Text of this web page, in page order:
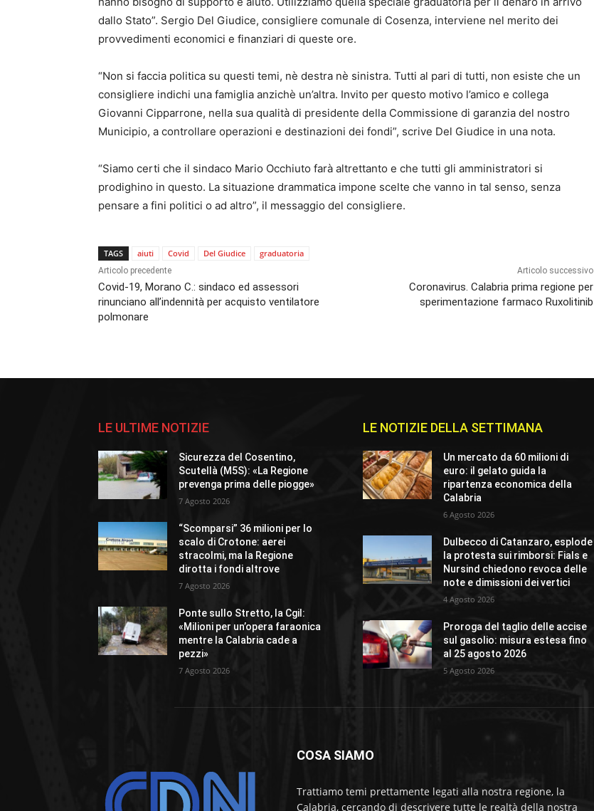
dallo Stato”. Sergio Del Giudice, consigliere comunale di Cosenza, interviene nel merito dei
provvedimenti economici e finanziari di queste ore.
“Non si faccia politica su questi temi, nè destra nè sinistra. Tutti al pari di tutti, non esiste che un
consigliere indichi una famiglia anzichè un’altra. Invito per questo motivo l’amico e collega
Giovanni Cipparrone, nella sua qualità di presidente della Commissione di garanzia del nostro
Municipio, a controllare operazioni e destinazioni dei fondi”, scrive Del Giudice in una nota.
“Siamo certi che il sindaco Mario Occhiuto farà altrettanto e che tutti gli amministratori si
prodighino in questo. La situazione drammatica impone scelte che vanno in tal senso, senza
pensare a fini politici o ad altro”, il messaggio del consigliere.
TAGS aiuti Covid Del Giudice graduatoria
Articolo precedente
Covid-19, Morano C.: sindaco ed assessori
rinunciano all’indennità per acquisto ventilatore
polmonare
Articolo successivo
Coronavirus. Calabria prima regione per
sperimentazione farmaco Ruxolitinib
LE ULTIME NOTIZIE
Sicurezza del Cosentino,
Scutellà (M5S): «La Regione
prevenga prima delle piogge»
7 Agosto 2026
“Scomparsi” 36 milioni per lo
scalo di Crotone: aerei
stracolmi, ma la Regione
dirotta i fondi altrove
7 Agosto 2026
Ponte sullo Stretto, la Cgil:
«Milioni per un’opera faraonica
mentre la Calabria cade a
pezzi»
7 Agosto 2026
LE NOTIZIE DELLA SETTIMANA
Un mercato da 60 milioni di
euro: il gelato guida la
ripartenza economica della
Calabria
6 Agosto 2026
Dulbecco di Catanzaro, esplode
la protesta sui rimborsi: Fials e
Nursind chiedono revoca delle
note e dimissioni dei vertici
4 Agosto 2026
Proroga del taglio delle accise
sul gasolio: misura estesa fino
al 25 agosto 2026
5 Agosto 2026
COSA SIAMO
Trattiamo temi prettamente legati alla nostra regione, la
Calabria, cercando di descrivere tutte le realtà della nostra